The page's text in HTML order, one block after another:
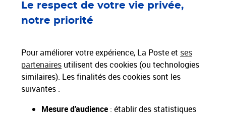
Le respect de votre vie privée,
notre priorité
Pour améliorer votre expérience, La Poste et ses
partenaires utilisent des cookies (ou technologies
similaires). Les finalités des cookies sont les
suivantes :
Mesure d’audience : établir des statistiques
Paiements 100% sécurisés
Hors livres et hors produits marketplace
Nos engagements
sociétaux et environnementaux